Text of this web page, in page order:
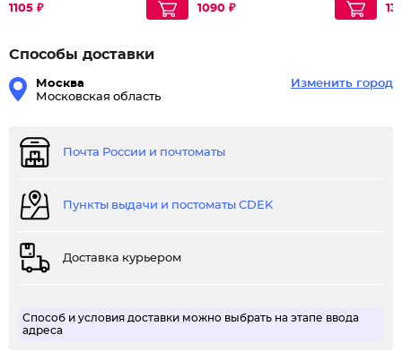
1105 ₽ 1090 ₽
Способы доставки
Москва
Московская область
Изменить город
Почта России и почтоматы
Пункты выдачи и постоматы CDEK
Доставка курьером
Способ и условия доставки можно выбрать на этапе ввода
адреса